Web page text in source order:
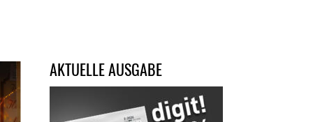
AKTUELLE AUSGABE